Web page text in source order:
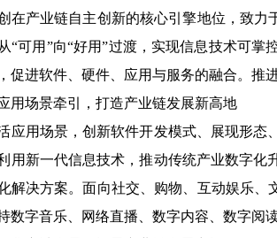
产业链自主创新的核心引擎地位，致力
“可用”向“好用”过渡，实现信息技术可
促进软件、硬件、应用与服务的融合。推
场景牵引，打造产业链发展新高地
用场景，创新软件开发模式、展现形态
用新一代信息技术，推动传统产业数字
解决方案。面向社交、购物、互动娱乐
数字音乐、网络直播、数字内容、数字阅